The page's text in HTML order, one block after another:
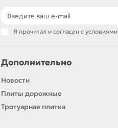
Я прочитал и согласен с условиями
Дополнительно
Новости
Плиты дорожные
Тротуарная плитка